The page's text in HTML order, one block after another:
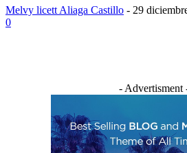
Melvy licett Aliaga Castillo - 29
0
- Advertisment